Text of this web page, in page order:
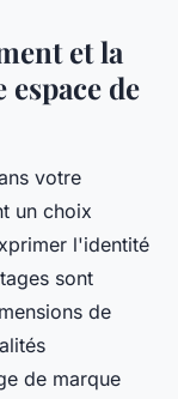
et la
de
votre
un choix
l'identité
sont
de
de marque